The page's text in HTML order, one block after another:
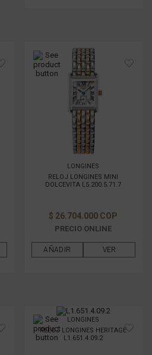
LONGINES
RELOJ LONGINES MINI
DOLCEVITA L5.200.5.71.7
$ 26.704.000 COP
PRECIO ONLINE
AÑADIR VER
LONGINES
RELOJ LONGINES HERITAGE
L1.651.4.09.2